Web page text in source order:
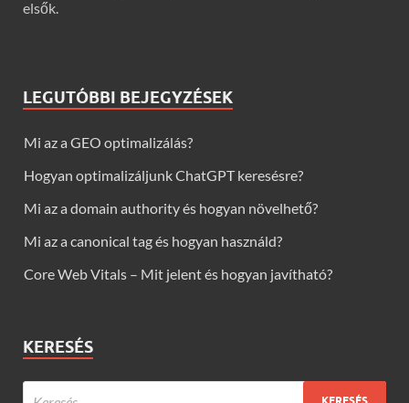
elsők.
LEGUTÓBBI BEJEGYZÉSEK
Mi az a GEO optimalizálás?
Hogyan optimalizáljunk ChatGPT keresésre?
Mi az a domain authority és hogyan növelhető?
Mi az a canonical tag és hogyan használd?
Core Web Vitals – Mit jelent és hogyan javítható?
KERESÉS